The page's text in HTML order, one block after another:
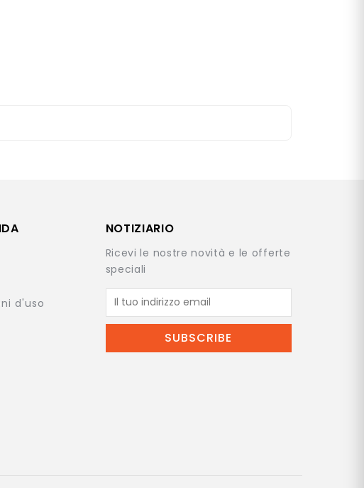
d'uso
NOTIZIARIO
Ricevi le nostre novità e le offerte
speciali